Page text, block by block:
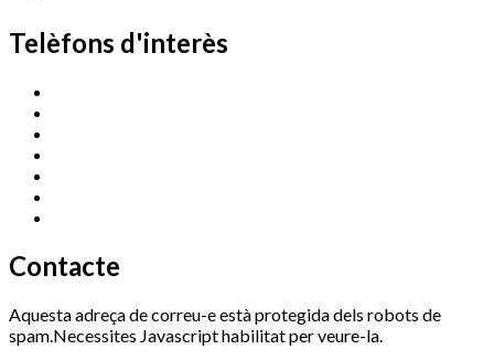
Telèfons d'interès
Contacte
Aquesta adreça de correu-e està protegida dels robots de
spam.Necessites Javascript habilitat per veure-la.